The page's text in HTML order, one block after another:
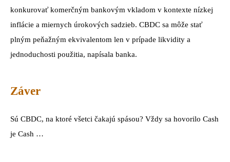
konkurovať komerčným bankovým vkladom v kontexte nízkej
inflácie a miernych úrokových sadzieb. CBDC sa môže stať
plným peňažným ekvivalentom len v prípade likvidity a
jednoduchosti použitia, napísala banka.
Záver
Sú CBDC, na ktoré všetci čakajú spásou? Vždy sa hovorilo Cash
je Cash …